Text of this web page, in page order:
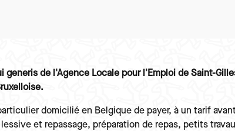
de l'Agence Locale pour l'Emploi de Saint-
domicilié en Belgique de payer, à un tarif
et repassage, préparation de repas, petits